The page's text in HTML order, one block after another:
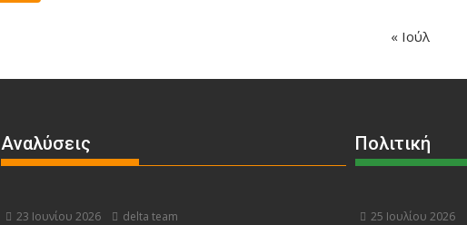
« Ιούλ
Αναλύσεις
23 Ιουνίου 2026 delta team
Πολιτική
25 Ιουλίου 2026